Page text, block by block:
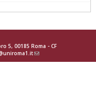
5, 00185 Roma - CF
(link
sends